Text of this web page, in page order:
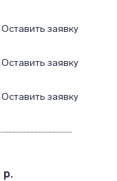
Оставить заявку
Оставить заявку
Оставить заявку
р.